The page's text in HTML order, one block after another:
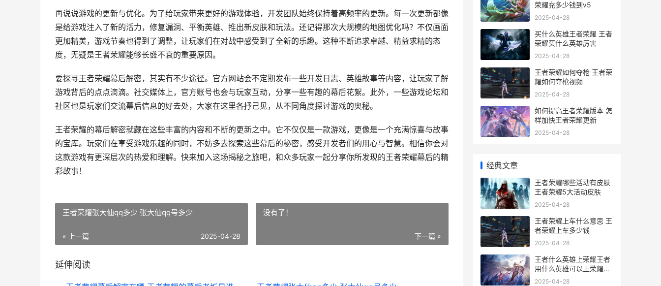
再说说游戏的更新与优化。为了给玩家带来更好的游戏体验，开发团队始终保持着高频率的更新。每一次更新都像
是给游戏注入了新的活力，修复漏洞、平衡英雄、推出新皮肤和玩法。还记得那次大规模的地图优化吗？不仅画面
更加精美，游戏节奏也得到了调整，让玩家们在对战中感受到了全新的乐趣。这种不断追求卓越、精益求精的态
度，无疑是王者荣耀能够长盛不衰的重要原因。
要探寻王者荣耀幕后解密，其实有不少途径。官方网站会不定期发布一些开发日志、英雄故事等内容，让玩家了解
游戏背后的点点滴滴。社交媒体上，官方账号也会与玩家互动，分享一些有趣的幕后花絮。此外，一些游戏论坛和
社区也是玩家们交流幕后信息的好去处，大家在这里各抒己见，从不同角度探讨游戏的奥秘。
王者荣耀的幕后解密就藏在这些丰富的内容和不断的更新之中。它不仅仅是一款游戏，更像是一个充满惊喜与故事
的宝库。玩家们在享受游戏乐趣的同时，不妨多去探索这些幕后的秘密，感受开发者们的用心与智慧。相信你会对
这款游戏有更深层次的热爱和理解。快来加入这场揭秘之旅吧，和众多玩家一起分享你所发现的王者荣耀幕后的精
彩故事！
王者荣耀张大仙qq多少 张大仙qq号多少
« 上一篇 2025-04-28
没有了！
下一篇 »
延伸阅读
荣耀充多少钱到ⅴ5
2025-04-28
买什么英雄王者荣耀 王者
荣耀买什么英雄厉害
2025-04-28
王者荣耀如何夺枪 王者荣
耀如何夺枪视频
2025-04-28
如何提高王者荣耀版本 怎
样加快王者荣耀更新
2025-04-28
经典文章
王者荣耀哪些活动有皮肤
王者荣耀5大活动皮肤
2025-04-28
王者荣耀上车什么意思 王
者荣耀上车多少钱
2025-04-28
王者什么英雄上荣耀王者
用什么英雄可以上荣耀王
者
2025-04-28